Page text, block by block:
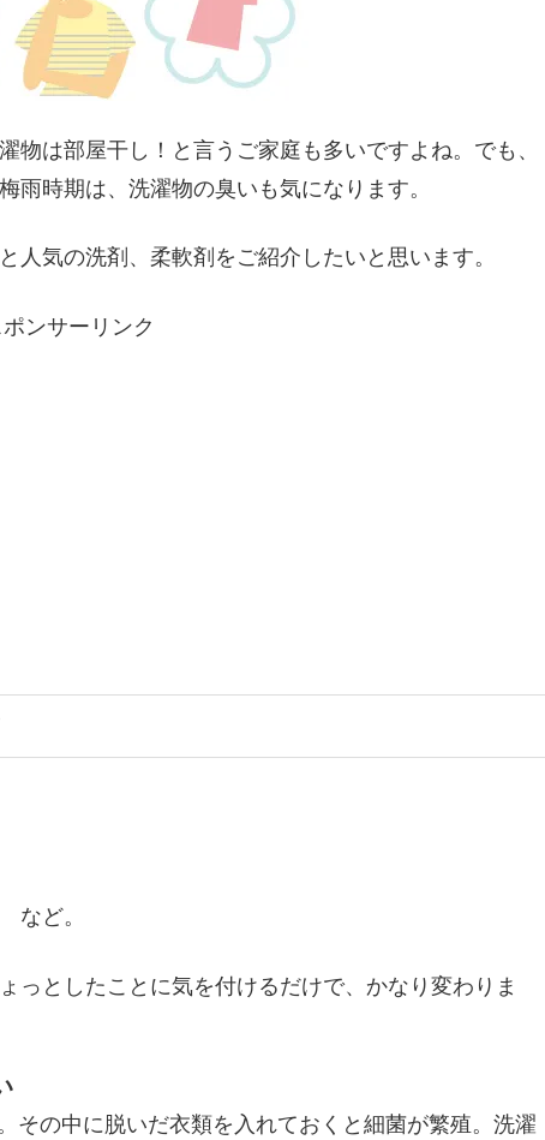
物は部屋干し！と言うご家庭も多いですよね。でも、
雨時期は、洗濯物の臭いも気になります。
人気の洗剤、柔軟剤をご紹介したいと思います。
ポンサーリンク
など。
っとしたことに気を付けるだけで、かなり変わりま
その中に脱いだ衣類を入れておくと細菌が繁殖。洗濯